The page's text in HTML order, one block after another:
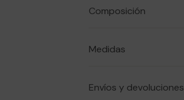
Composición
Medidas
Envíos y devoluciones